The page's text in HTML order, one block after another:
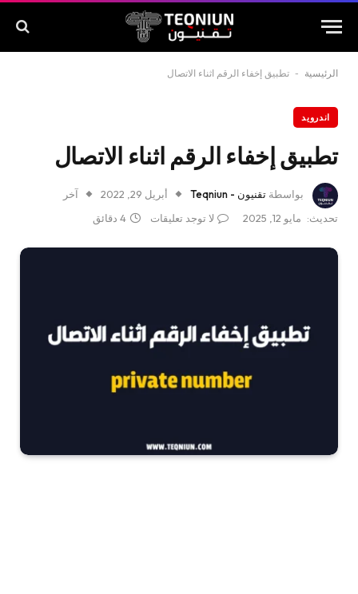
الرئيسية - تطبيق إخفاء الرقم اثناء الاتصال
اندرويد
تطبيق إخفاء الرقم اثناء الاتصال
بواسطة تقنيون - Teqniun أبريل 29, 2022
آخر
تحديث: مايو 12, 2025 لا توجد تعليقات 4 دقائق